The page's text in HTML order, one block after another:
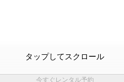
タップしてスクロール
今すぐレンタル予約